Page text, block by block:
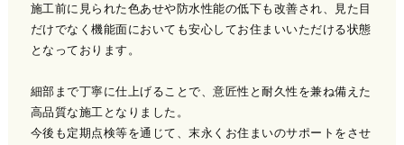
施工前に見られた色あせや防水性能の低下も改善され、見た目
だけでなく機能面においても安心してお住まいいただける状態
となっております。
細部まで丁寧に仕上げることで、意匠性と耐久性を兼ね備えた
高品質な施工となりました。
今後も定期点検等を通じて、末永くお住まいのサポートをさせ